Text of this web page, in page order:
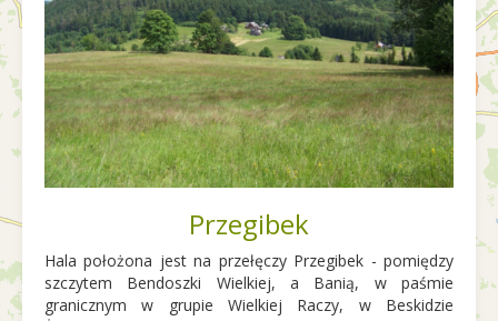
Przegibek
Hala położona jest na przełęczy Przegibek - pomiędzy
szczytem Bendoszki Wielkiej, a Banią, w paśmie
granicznym w grupie Wielkiej Raczy, w Beskidzie